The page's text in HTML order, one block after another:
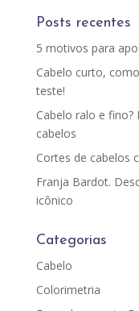
Posts recentes
5 motivos para
Cabelo curto,
teste!
Cabelo ralo e
cabelos
Cortes de cabelos
Franja Bardot.
icônico
Categorias
Cabelo
Colorimetria